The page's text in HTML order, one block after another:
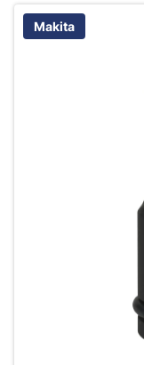
Makita